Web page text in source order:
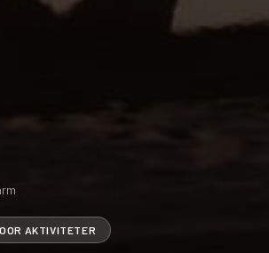
AKTIVITETER